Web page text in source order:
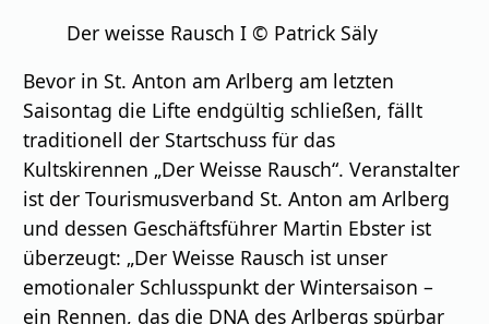
Der weisse Rausch I © Patrick Säly
Bevor in St. Anton am Arlberg am letzten
Saisontag die Lifte endgültig schließen, fällt
traditionell der Startschuss für das
Kultskirennen „Der Weisse Rausch“. Veranstalter
ist der Tourismusverband St. Anton am Arlberg
und dessen Geschäftsführer Martin Ebster ist
überzeugt: „Der Weisse Rausch ist unser
emotionaler Schlusspunkt der Wintersaison –
ein Rennen, das die DNA des Arlbergs spürbar